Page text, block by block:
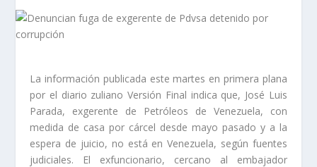
La información publicada este martes en primera plana
por el diario zuliano Versión Final indica que, José Luis
Parada, exgerente de Petróleos de Venezuela, con
medida de casa por cárcel desde mayo pasado y a la
espera de juicio, no está en Venezuela, según fuentes
judiciales. El exfuncionario, cercano al embajador